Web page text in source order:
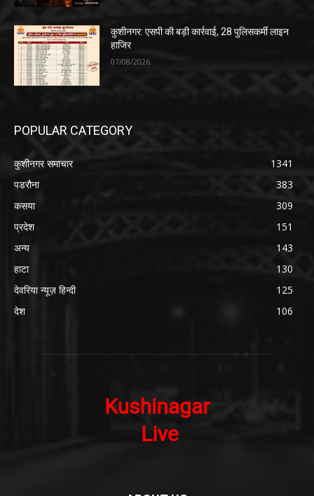
कुशीनगर: एसपी की बड़ी कार्रवाई, 28 पुलिसकर्मी लाइन
हाजिर
07/08/2026
POPULAR CATEGORY
कुशीनगर समाचार
1341
पडरौना
383
कसया
309
प्रदेश
151
अन्य
143
हाटा
130
देवरिया न्यूज़ हिन्दी
125
देश
106